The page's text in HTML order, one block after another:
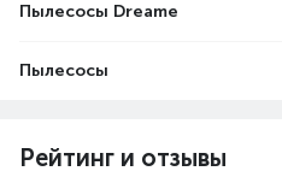
Пылесосы Dreame
Пылесосы
Рейтинг и отзывы